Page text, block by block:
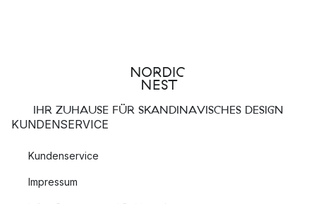
IHR ZUHAUSE FÜR SKANDINAVISCHES DESIGN
KUNDENSERVICE
Kundenservice
Impressum